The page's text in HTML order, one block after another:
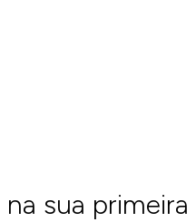
na sua